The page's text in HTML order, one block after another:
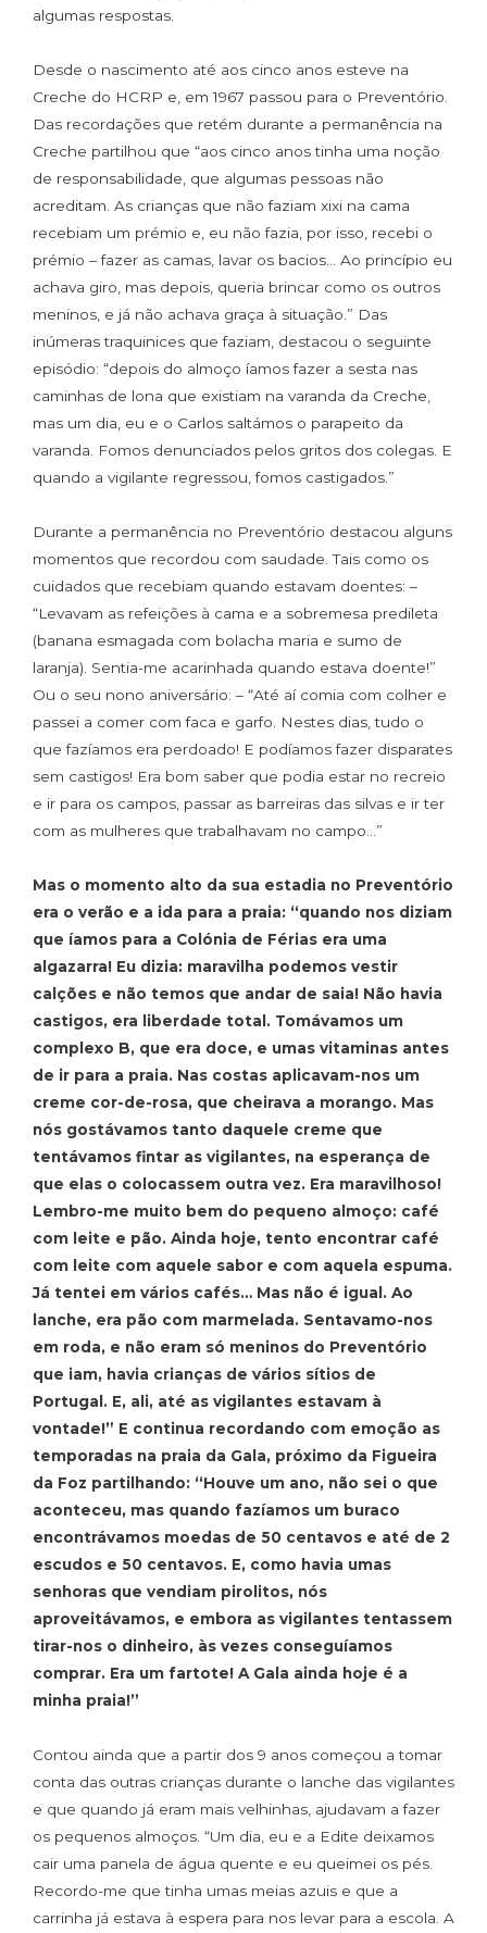
algumas respostas.
Desde o nascimento até aos cinco anos esteve na
Creche do HCRP e, em 1967 passou para o Preventório.
Das recordações que retém durante a permanência na
Creche partilhou que “aos cinco anos tinha uma noção
de responsabilidade, que algumas pessoas não
acreditam. As crianças que não faziam xixi na cama
recebiam um prémio e, eu não fazia, por isso, recebi o
prémio – fazer as camas, lavar os bacios… Ao princípio eu
achava giro, mas depois, queria brincar como os outros
meninos, e já não achava graça à situação.” Das
inúmeras traquinices que faziam, destacou o seguinte
episódio: “depois do almoço íamos fazer a sesta nas
caminhas de lona que existiam na varanda da Creche,
mas um dia, eu e o Carlos saltámos o parapeito da
varanda. Fomos denunciados pelos gritos dos colegas. E
quando a vigilante regressou, fomos castigados.”
Durante a permanência no Preventório destacou alguns
momentos que recordou com saudade. Tais como os
cuidados que recebiam quando estavam doentes: –
“Levavam as refeições à cama e a sobremesa predileta
(banana esmagada com bolacha maria e sumo de
laranja). Sentia-me acarinhada quando estava doente!”
Ou o seu nono aniversário: – “Até aí comia com colher e
passei a comer com faca e garfo. Nestes dias, tudo o
que fazíamos era perdoado! E podíamos fazer disparates
sem castigos! Era bom saber que podia estar no recreio
e ir para os campos, passar as barreiras das silvas e ir ter
com as mulheres que trabalhavam no campo…”
Mas o momento alto da sua estadia no Preventório
era o verão e a ida para a praia: “quando nos diziam
que íamos para a Colónia de Férias era uma
algazarra! Eu dizia: maravilha podemos vestir
calções e não temos que andar de saia! Não havia
castigos, era liberdade total. Tomávamos um
complexo B, que era doce, e umas vitaminas antes
de ir para a praia. Nas costas aplicavam-nos um
creme cor-de-rosa, que cheirava a morango. Mas
nós gostávamos tanto daquele creme que
tentávamos fintar as vigilantes, na esperança de
que elas o colocassem outra vez. Era maravilhoso!
Lembro-me muito bem do pequeno almoço: café
com leite e pão. Ainda hoje, tento encontrar café
com leite com aquele sabor e com aquela espuma.
Já tentei em vários cafés… Mas não é igual. Ao
lanche, era pão com marmelada. Sentavamo-nos
em roda, e não eram só meninos do Preventório
que iam, havia crianças de vários sítios de
Portugal. E, ali, até as vigilantes estavam à
vontade!” E continua recordando com emoção as
temporadas na praia da Gala, próximo da Figueira
da Foz partilhando: “Houve um ano, não sei o que
aconteceu, mas quando fazíamos um buraco
encontrávamos moedas de 50 centavos e até de 2
escudos e 50 centavos. E, como havia umas
senhoras que vendiam pirolitos, nós
aproveitávamos, e embora as vigilantes tentassem
tirar-nos o dinheiro, às vezes conseguíamos
comprar. Era um fartote! A Gala ainda hoje é a
minha praia!”
Contou ainda que a partir dos 9 anos começou a tomar
conta das outras crianças durante o lanche das vigilantes
e que quando já eram mais velhinhas, ajudavam a fazer
os pequenos almoços. “Um dia, eu e a Edite deixamos
cair uma panela de água quente e eu queimei os pés.
Recordo-me que tinha umas meias azuis e que a
carrinha já estava à espera para nos levar para a escola. A